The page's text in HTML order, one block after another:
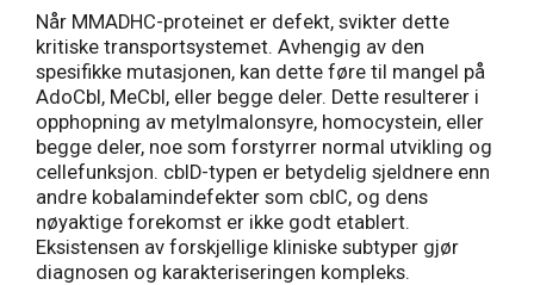
Når MMADHC-proteinet er defekt, svikter dette
kritiske transportsystemet. Avhengig av den
spesifikke mutasjonen, kan dette føre til mangel på
AdoCbl, MeCbl, eller begge deler. Dette resulterer i
opphopning av metylmalonsyre, homocystein, eller
begge deler, noe som forstyrrer normal utvikling og
cellefunksjon. cblD-typen er betydelig sjeldnere enn
andre kobalamindefekter som cblC, og dens
nøyaktige forekomst er ikke godt etablert.
Eksistensen av forskjellige kliniske subtyper gjør
diagnosen og karakteriseringen kompleks.